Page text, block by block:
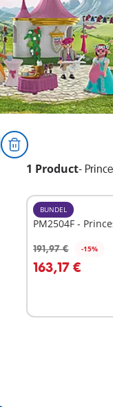
1 Product-
BUNDEL
PM2504F -
191,97 € -15%
163,17 €